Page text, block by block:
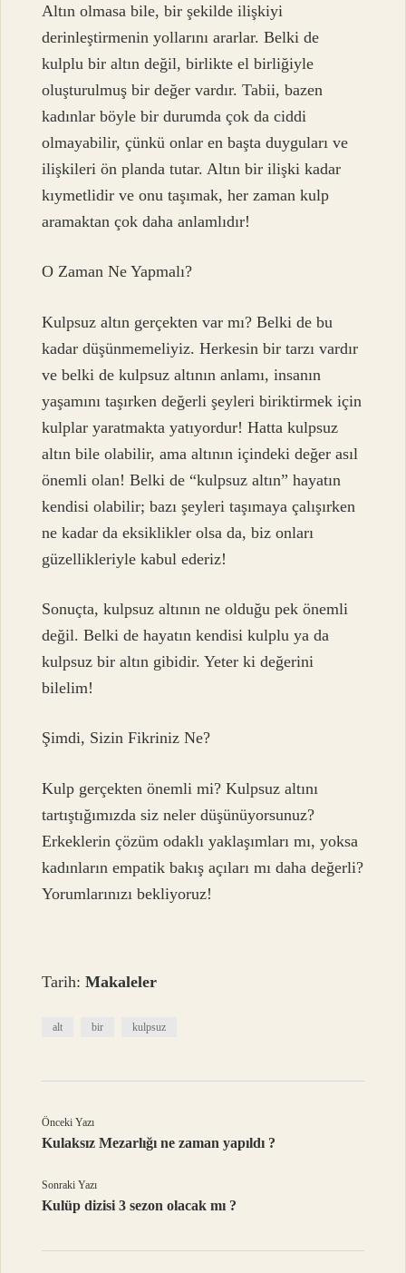
Altın olmasa bile, bir şekilde ilişkiyi
derinleştirmenin yollarını ararlar. Belki de
kulplu bir altın değil, birlikte el birliğiyle
oluşturulmuş bir değer vardır. Tabii, bazen
kadınlar böyle bir durumda çok da ciddi
olmayabilir, çünkü onlar en başta duyguları ve
ilişkileri ön planda tutar. Altın bir ilişki kadar
kıymetlidir ve onu taşımak, her zaman kulp
aramaktan çok daha anlamlıdır!
O Zaman Ne Yapmalı?
Kulpsuz altın gerçekten var mı? Belki de bu
kadar düşünmemeliyiz. Herkesin bir tarzı vardır
ve belki de kulpsuz altının anlamı, insanın
yaşamını taşırken değerli şeyleri biriktirmek için
kulplar yaratmakta yatıyordur! Hatta kulpsuz
altın bile olabilir, ama altının içindeki değer asıl
önemli olan! Belki de “kulpsuz altın” hayatın
kendisi olabilir; bazı şeyleri taşımaya çalışırken
ne kadar da eksiklikler olsa da, biz onları
güzellikleriyle kabul ederiz!
Sonuçta, kulpsuz altının ne olduğu pek önemli
değil. Belki de hayatın kendisi kulplu ya da
kulpsuz bir altın gibidir. Yeter ki değerini
bilelim!
Şimdi, Sizin Fikriniz Ne?
Kulp gerçekten önemli mi? Kulpsuz altını
tartıştığımızda siz neler düşünüyorsunuz?
Erkeklerin çözüm odaklı yaklaşımları mı, yoksa
kadınların empatik bakış açıları mı daha değerli?
Yorumlarınızı bekliyoruz!
Tarih:Makaleler
alt bir kulpsuz
Önceki Yazı
Kulaksız Mezarlığı ne zaman yapıldı ?
Sonraki Yazı
Kulüp dizisi 3 sezon olacak mı ?